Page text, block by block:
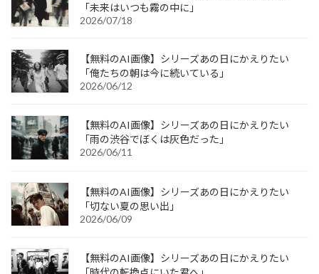
「未来はいつも霧の中に」
2026/07/18
【無料のAI画像】シリーズあの日にかえりたい
「俺たちの朝は今に続いている」
2026/06/12
【無料のAI画像】シリーズあの日にかえりたい
「雨の渋谷でぼくは灰色だった」
2026/06/11
【無料のAI画像】シリーズあの日にかえりたい
「切ない夏の思い出」
2026/06/09
【無料のAI画像】シリーズあの日にかえりたい